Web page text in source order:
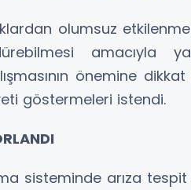
olumsuz
amacıyla
önemine
göstermeleri istendi.
sisteminde arıza